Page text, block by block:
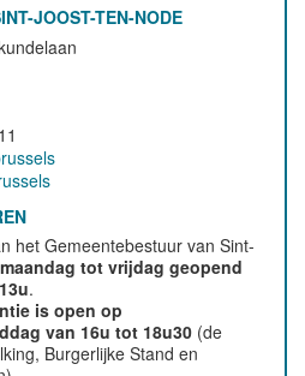
JOOST-TEN-NODE
het Gemeentebestuur van Sint-
maandag tot vrijdag geopend
.
is open op
van 16u tot 18u30 (de
Burgerlijke Stand en